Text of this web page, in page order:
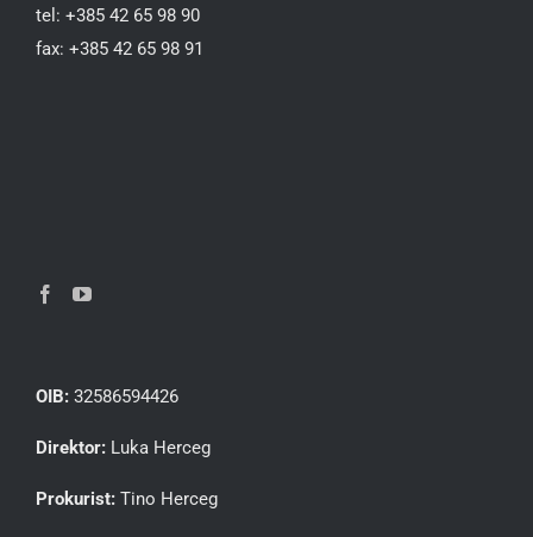
tel: +385 42 65 98 90
fax: +385 42 65 98 91
OIB: 32586594426
Direktor: Luka Herceg
Prokurist: Tino Herceg